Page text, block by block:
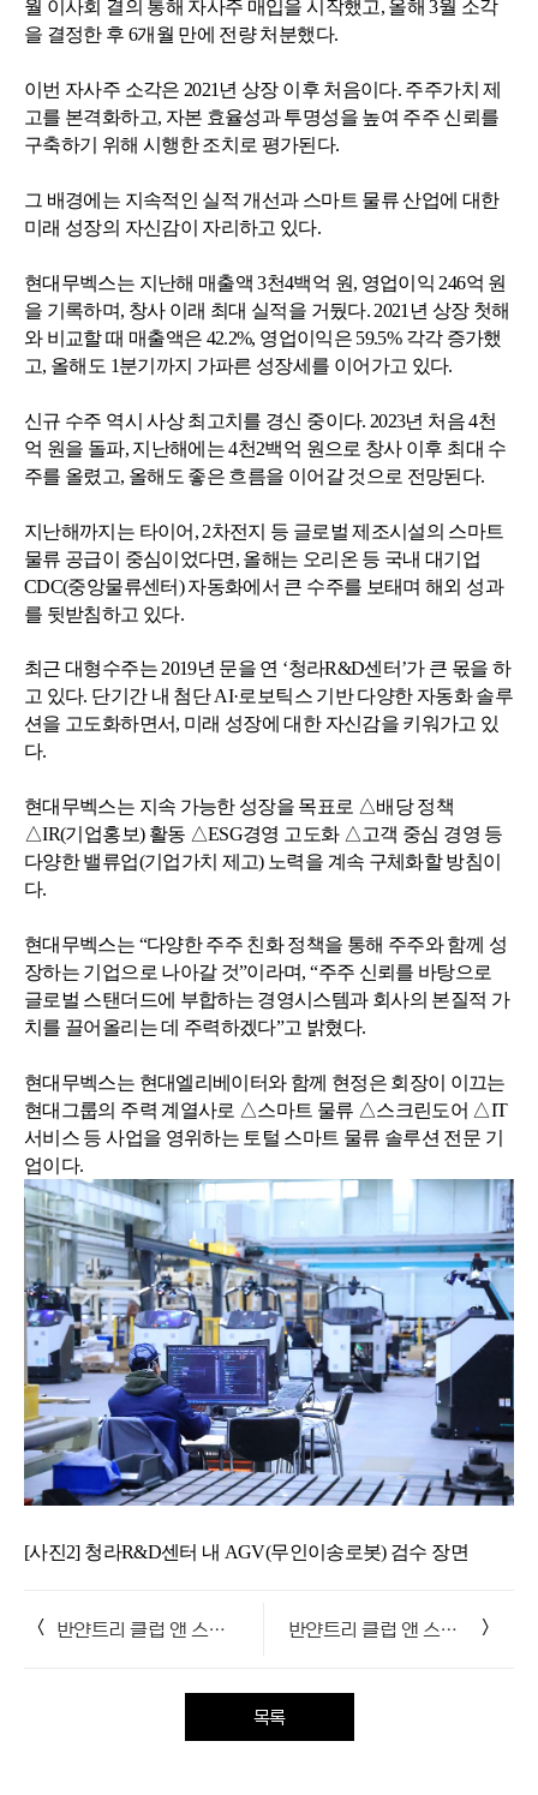
월 이사회 결의 통해 자사주 매입을시작했고, 올해 3월 소각
을 결정한 후 6개월 만에 전량 처분했다.
이번 자사주 소각은 2021년 상장 이후 처음이다. 주주가치 제
고를 본격화하고, 자본 효율성과 투명성을 높여 주주 신뢰를
구축하기 위해 시행한 조치로 평가된다.
그 배경에는 지속적인 실적 개선과 스마트 물류 산업에 대한
미래 성장의 자신감이 자리하고 있다.
현대무벡스는 지난해 매출액 3천4백억 원, 영업이익 246억 원
을 기록하며, 창사 이래 최대 실적을 거뒀다. 2021년 상장 첫해
와 비교할 때 매출액은 42.2%, 영업이익은 59.5% 각각 증가했
고, 올해도 1분기까지 가파른 성장세를 이어가고 있다.
신규 수주 역시 사상 최고치를 경신 중이다. 2023년 처음 4천
억 원을 돌파, 지난해에는 4천2백억 원으로 창사 이후 최대 수
주를 올렸고, 올해도 좋은 흐름을 이어갈 것으로 전망된다.
지난해까지는 타이어, 2차전지 등 글로벌 제조시설의 스마트
물류 공급이 중심이었다면, 올해는 오리온 등 국내 대기업
CDC(중앙물류센터)자동화에서 큰 수주를 보태며 해외 성과
를 뒷받침하고 있다.
최근 대형수주는 2019년 문을 연 ‘청라R&D센터’가 큰 몫을 하
고 있다. 단기간 내 첨단 AI·로보틱스 기반 다양한 자동화 솔루
션을 고도화하면서, 미래 성장에 대한 자신감을 키워가고 있
다.
현대무벡스는 지속 가능한 성장을 목표로 △배당 정책
△IR(기업홍보) 활동 △ESG경영 고도화 △고객 중심 경영 등
다양한 밸류업(기업가치 제고) 노력을 계속 구체화할 방침이
다.
현대무벡스는 “다양한 주주 친화 정책을 통해 주주와 함께 성
장하는 기업으로 나아갈 것”이라며, “주주 신뢰를 바탕으로
글로벌 스탠더드에 부합하는 경영시스템과 회사의 본질적 가
치를 끌어올리는 데 주력하겠다”고 밝혔다.
현대무벡스는 현대엘리베이터와 함께 현정은 회장이 이끄는
현대그룹의 주력 계열사로 △스마트 물류 △스크린도어 △IT
서비스 등 사업을 영위하는 토털 스마트 물류 솔루션 전문 기
업이다.
[사진2] 청라R&D센터 내 AGV(무인이송로봇) 검수 장면
< 반얀트리 클럽 앤 스파 서울, '키즈클럽 여름방학 영어캠프' 진행 반얀트리 클럽 앤 스파 서울, '헤븐리 모먼트' 진행 >
목록